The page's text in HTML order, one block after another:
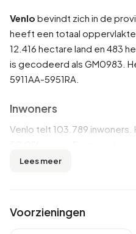
Venlo bevindt zich in de
heeft een totaal oppervlakte
12.416 hectare land en 483
is gecodeerd als GM0983.
5911AA-5951RA.
Inwoners
Venlo telt 103.789 inwoners.
(27,5%). De overige
is verweduwd. 69.904
Lees meer
Voorzieningen